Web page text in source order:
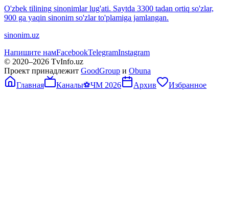
O'zbek tilining sinonimlar lug'ati. Saytda 3300 tadan ortiq so'zlar,
900 ga yaqin sinonim so'zlar to'plamiga jamlangan.
sinonim.uz
Напишите намFacebookTelegramInstagram
© 2020–2026 TvInfo.uz
Проект принадлежит GoodGroup и Obuna
Главная
Каналы⚽ЧМ 2026 Архив Избранное